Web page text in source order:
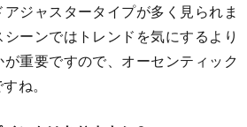
アジャスタータイプが多く見られま
ーンではトレンドを気にするより
重要ですので、オーセンティック
ね。